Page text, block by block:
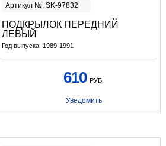
Артикул №: SK-97832
ПОДКРЫЛОК ПЕРЕДНИЙ
ЛЕВЫЙ
Год выпуска: 1989-1991
610 РУБ.
Уведомить